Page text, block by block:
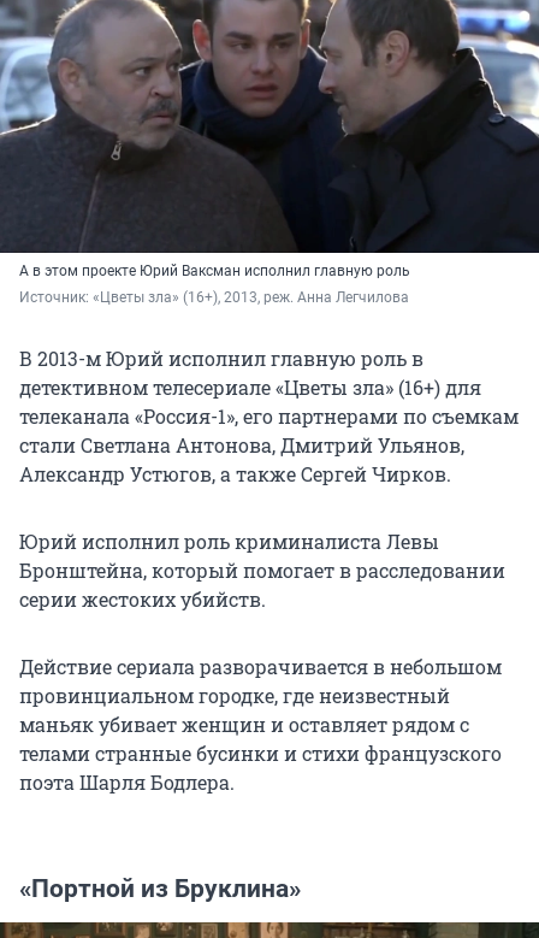
А в этом проекте Юрий Ваксман исполнил главную роль
Источник: «Цветы зла» (16+), 2013, реж. Анна Легчилова
В 2013-м Юрий исполнил главную роль в
детективном телесериале «Цветы зла» (16+) для
телеканала «Россия-1», его партнерами по съемкам
стали Светлана Антонова, Дмитрий Ульянов,
Александр Устюгов, а также Сергей Чирков.
Юрий исполнил роль криминалиста Левы
Бронштейна, который помогает в расследовании
серии жестоких убийств.
Действие сериала разворачивается в небольшом
провинциальном городке, где неизвестный
маньяк убивает женщин и оставляет рядом с
телами странные бусинки и стихи французского
поэта Шарля Бодлера.
«Портной из Бруклина»